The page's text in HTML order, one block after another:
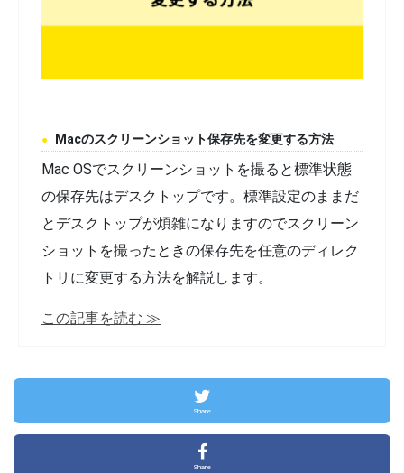
Macのスクリーンショット保存先を変更する方法
Mac OSでスクリーンショットを撮ると標準状態
の保存先はデスクトップです。標準設定のままだ
とデスクトップが煩雑になりますのでスクリーン
ショットを撮ったときの保存先を任意のディレク
トリに変更する方法を解説します。
この記事を読む ≫
Share
Share